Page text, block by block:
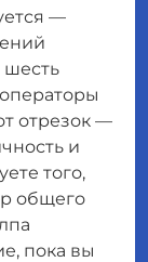
—
шесть
отрезок —
и
того,
общего
пока вы